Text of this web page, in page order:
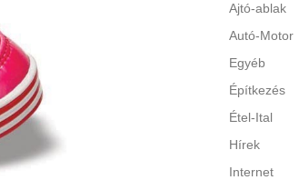
Ajtó-ablak
Autó-Motor
Egyéb
Építkezés
Étel-Ital
Hírek
Internet